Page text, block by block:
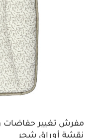
مفرش تغيير حفاضات
نقشة أوراق شجر